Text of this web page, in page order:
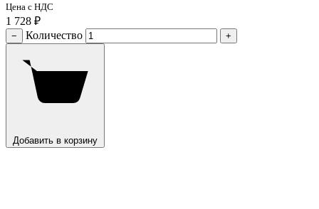
Цена с НДС
1 728 ₽
− Количество +
Добавить в корзину